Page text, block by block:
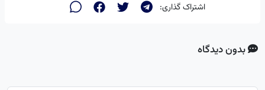
اشتراک گذاری:
بدون دیدگاه